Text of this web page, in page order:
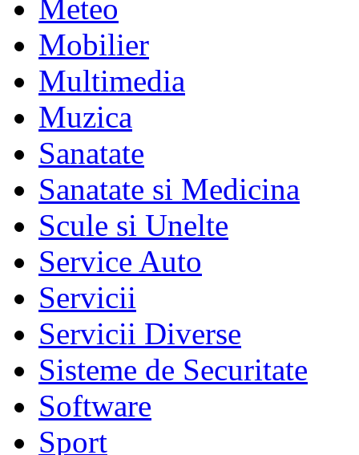
Meteo
Mobilier
Multimedia
Muzica
Sanatate
Sanatate si Medicina
Scule si Unelte
Service Auto
Servicii
Servicii Diverse
Sisteme de Securitate
Software
Sport